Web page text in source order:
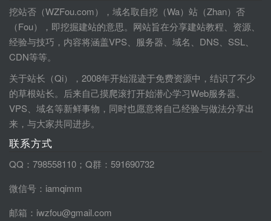
挖站否（WZFou.com），域名取自挖（Wa）站（Zhan）否
（Fou），即挖掘建站的意思。网站旨在分享建站教程、资源、
经验与技巧，内容将涵盖VPS、服务器、域名、DNS、SSL、
CDN等等。
关于站长（Qi），2008年开始混迹于免费资源中，结识了不少
的草根站长。后来自己摸爬滚打开始潜心学习Web服务器、
VPS、域名等新鲜事物，同时也愿意将自己经验与做法分享出
来，与大家共同进步。
联系方式
QQ：798558110；Q群：591690732
微信号：iamqimm
邮箱：iwzfou@gmail.com